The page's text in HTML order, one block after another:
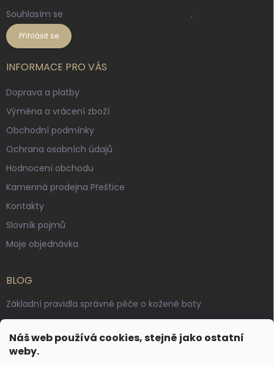
Náš web používá cookies, stejně jako ostatní
weby.
Souhlasím se .
Přihlásit se
INFORMACE PRO VÁS
Doprava a platby
Výměna a vrácení zboží
Obchodní podmínky
Ochrana osobních údajů
Hodnocení obchodu
Kamenná prodejna Přeštice
Kontakty
Slovník pojmů
Moje objednávka
BLOG
Základní pravidla správné péče o kožené boty
Výroba českých kožených opasků: vůně pravé kůže, dotek
řemesla